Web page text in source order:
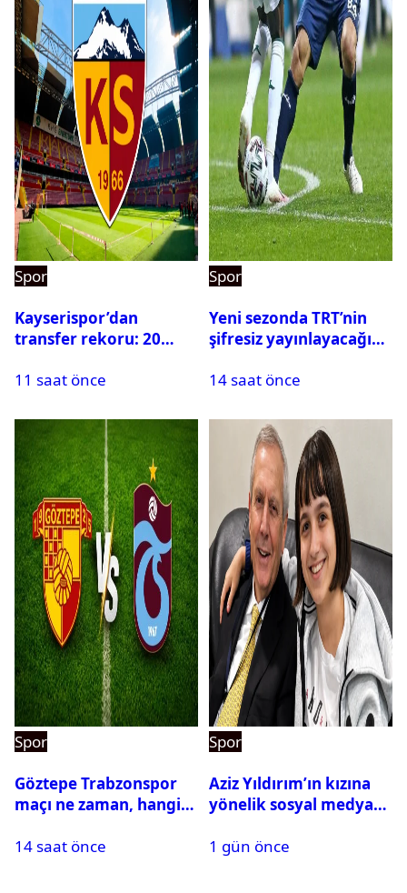
Spor
Kayserispor’dan
transfer rekoru: 20
11 saat önce
Spor
Yeni sezonda TRT’nin
şifresiz yayınlayacağı
14 saat önce
Spor
Göztepe Trabzonspor
maçı ne zaman, hangi
oynayacak mı?
14 saat önce
Spor
Aziz Yıldırım’ın kızına
yönelik sosyal medya
hakkında karar çıktı
1 gün önce